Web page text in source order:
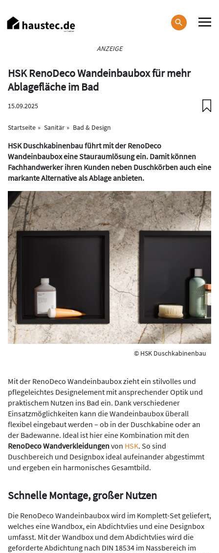
zum
Inhalt
ANZEIGE
HSK RenoDeco Wandeinbaubox für mehr
Ablagefläche im Bad
15.09.2025
Startseite Sanitär Bad & Design
HSK Duschkabinenbau führt mit der RenoDeco
Wandeinbaubox eine Stauraumlösung ein. Damit können
Fachhandwerker ihren Kunden neben Duschkörben auch eine
markante Alternative als Ablage anbieten.
© HSK Duschkabinenbau
Mit der RenoDeco Wandeinbaubox zieht ein stilvolles und
pflegeleichtes Designelement mit ansprechender Optik und
praktischem Nutzen ins Bad ein. Dank verschiedener
Einsatzmöglichkeiten kann die Wandeinbaubox überall
flexibel eingebaut werden – ob in der Duschkabine oder an
der Badewanne. Ideal ist hier eine Kombination mit den
RenoDeco Wandverkleidungenvon HSK. So sind
Duschbereich und Designbox ideal aufeinander abgestimmt
und ergeben ein harmonisches Gesamtbild.
Schnelle Montage, großer Nutzen
Die RenoDeco Wandeinbaubox wird im Komplett-Set geliefert,
welches eine Wandbox, ein Abdichtvlies und eine Designbox
umfasst. Mit der Wandbox und dem Abdichtvlies wird die
geforderte Abdichtung nach DIN 18534 im Nassbereich im